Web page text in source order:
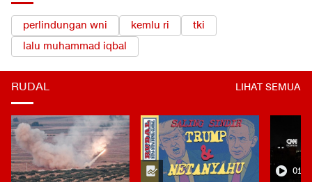
perlindungan wni kemlu ri
tki
lalu muhammad iqbal
RUDAL LIHAT SEMUA